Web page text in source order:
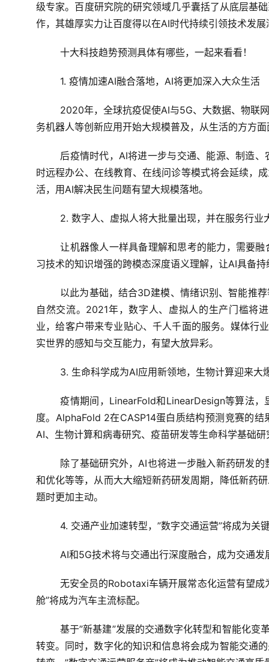
级专家。百度研究院的研究领域几乎囊括了从底层基
作，其雄厚实力让百度得以在AI时代持续引领技术发
十大科技趋势预测具体有哪些，一起来看看！
1. 疫情加速AI融合落地， AI将更加深入大众生活
2020年，全球抗疫促使AI与5G、大数据、物联
务机器人等创新应用开始大规模普及，从生活的方方
后疫情时代，AI将进一步与交通、能源、制造
时远程办公、在线教育、在线问诊等模式将会延续，
活，用AI解决民生问题有望大规模落地。
2. 数字人、虚拟人将大批量出现，并在服务行业
让机器像人一样具备理解和思考的能力，需要
习技术的知识增强的跨模态深度语义理解，让AI具备
以此为基础，结合3D建模、情绪识别、智能推
自然交流。2021年，数字人、虚拟人的生产门槛将
业，给客户带来专业贴心、千人千面的服务。媒体行
实世界的感知与交互能力，有望大放异彩。
3. 生命科学成为AI应用新领地，生物计算迎来大
疫情期间，LinearFold和LinearDesign等算法
度。AlphaFold 2在CASP14蛋白质结构预测竞赛的
AI、生物计算和病毒研究、疫苗研发等生命科学基础
除了基础研究外，AI也将进一步融入新药研发
和优化等等，从而大大缩短新药研发周期，降低新药
题时更加主动。
4. 交通产业加速转型，”数字交通运营”将成为关
AI和5G技术将与交通出行深度融合，成为交通发
无安全员的Robotaxi车辆开展常态化运营有望
舱”将成为汽车主流标配。
基于”新基建”发展的交通数字化转型和智能化变
转变。同时，数字化的知识和信息将会成为智能交通